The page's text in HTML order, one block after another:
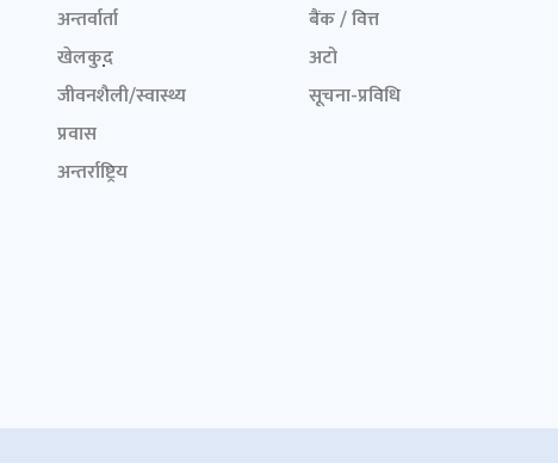
अन्तर्वार्ता
खेलकुद़़
जीवनशैली/स्वास्थ्य
प्रवास
अन्तर्राष्ट्रिय
बैंक / वित्त
अटो
सूचना-प्रविधि